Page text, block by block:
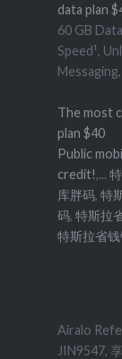
data plan
60 GB
Speed¹,
The most
plan $40
Public
credit!,...
库胖码, 特
码, 特斯拉
特斯拉省
Airalo
JIN9547,